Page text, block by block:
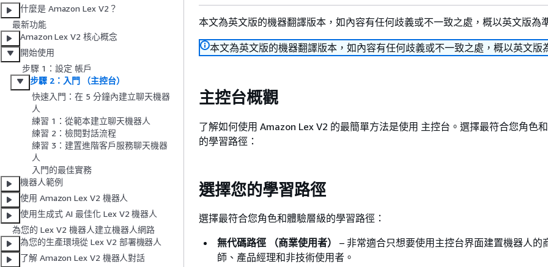
什麼是 Amazon Lex V2？
最新功能
Amazon Lex V2 核心概念
開始使用
步驟 1：設定 帳戶
步驟 2：入門 （主控台）
快速入門：在 5 分鐘內建立聊天機器
人
練習 1：從範本建立聊天機器人
練習 2：檢閱對話流程
練習 3：建置進階客戶服務聊天機器
人
入門的最佳實務
機器人範例
使用 Amazon Lex V2 機器人
使用生成式 AI 最佳化 Lex V2 機器人
為您的 Lex V2 機器人建立機器人網路
為您的生產環境從 Lex V2 部署機器人
了解 Amazon Lex V2 機器人對話
本文為英文版的機器翻譯版本，如內容有任何歧義或不一致之處，概以英文版為
本文為英文版的機器翻譯版本，如內容有任何歧義或不一致之處，概以英文版
主控台概觀
了解如何使用 Amazon Lex V2 的最簡單方法是使用 主控台。選擇最符合您角色
的學習路徑：
選擇您的學習路徑
選擇最符合您角色和體驗層級的學習路徑：
無代碼路徑 （商業使用者）
– 非常適合只想要使用主控台界面建置機器人的
師、產品經理和非技術使用者。